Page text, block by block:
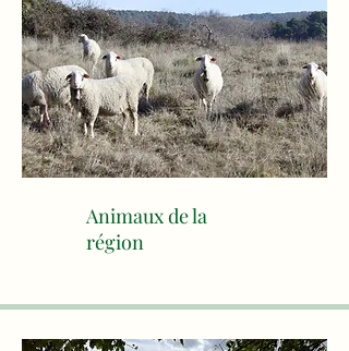
Animaux de la
région